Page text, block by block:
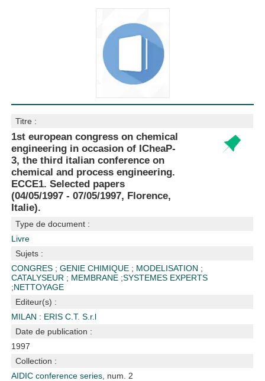
Titre :
1st european congress on chemical
engineering in occasion of ICheaP-
3, the third italian conference on
chemical and process engineering.
ECCE1. Selected papers
(04/05/1997 - 07/05/1997, Florence,
Italie).
Type de document :
Livre
Sujets :
CONGRES ;GENIE CHIMIQUE ; MODELISATION ;
CATALYSEUR ; MEMBRANE ;SYSTEMES EXPERTS
;NETTOYAGE
Editeur(s) :
MILAN : ERIS C.T. S.r.l
Date de publication :
1997
Collection :
AIDIC conference series , num. 2